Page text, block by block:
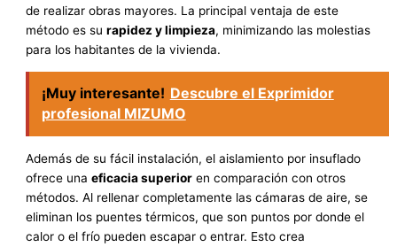
de realizar obras mayores. La principal ventaja de este
método es surapidez y limpieza, minimizando las molestias
para los habitantes de la vivienda.
¡Muy interesante! Descubre el Exprimidor
profesional MIZUMO
Además de su fácil instalación, el aislamiento por insuflado
ofrece unaeficacia superior en comparación con otros
métodos. Al rellenar completamente las cámaras de aire, se
eliminan los puentes térmicos, que son puntos por donde el
calor o el frío pueden escapar o entrar. Esto crea